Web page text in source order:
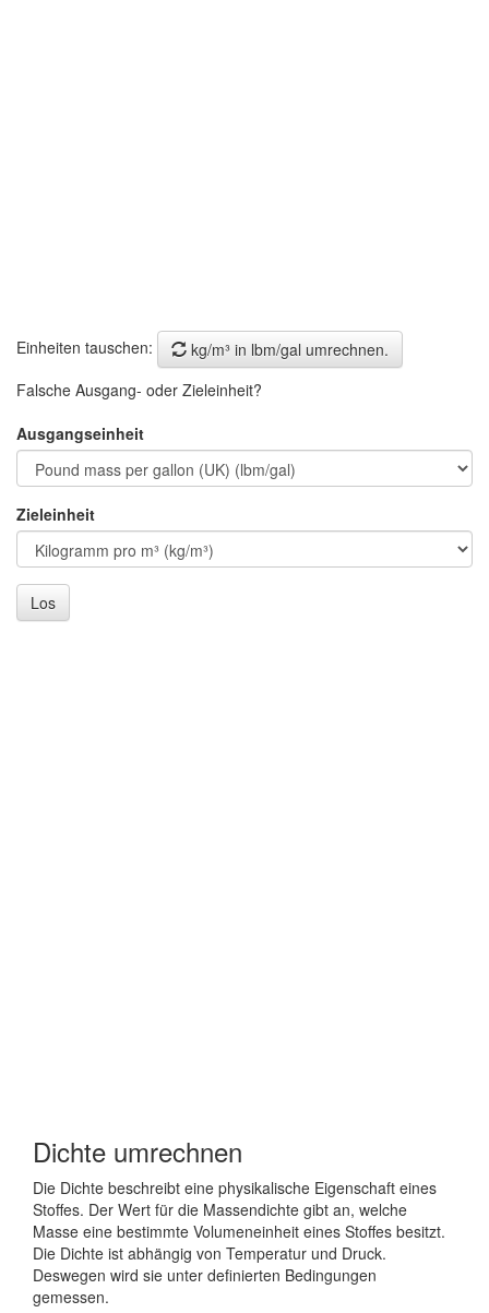
Einheiten tauschen:
kg/m³ in lbm/gal umrechnen.
Falsche Ausgang- oder Zieleinheit?
Ausgangseinheit
Zieleinheit
Los
Dichte umrechnen
Die Dichte beschreibt eine physikalische Eigenschaft eines
Stoffes. Der Wert für die Massendichte gibt an, welche
Masse eine bestimmte Volumeneinheit eines Stoffes besitzt.
Die Dichte ist abhängig von Temperatur und Druck.
Deswegen wird sie unter definierten Bedingungen
gemessen.